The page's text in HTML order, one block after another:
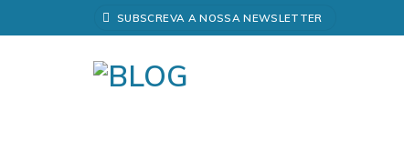
SUBSCREVA A NOSSA NEWSLETTER